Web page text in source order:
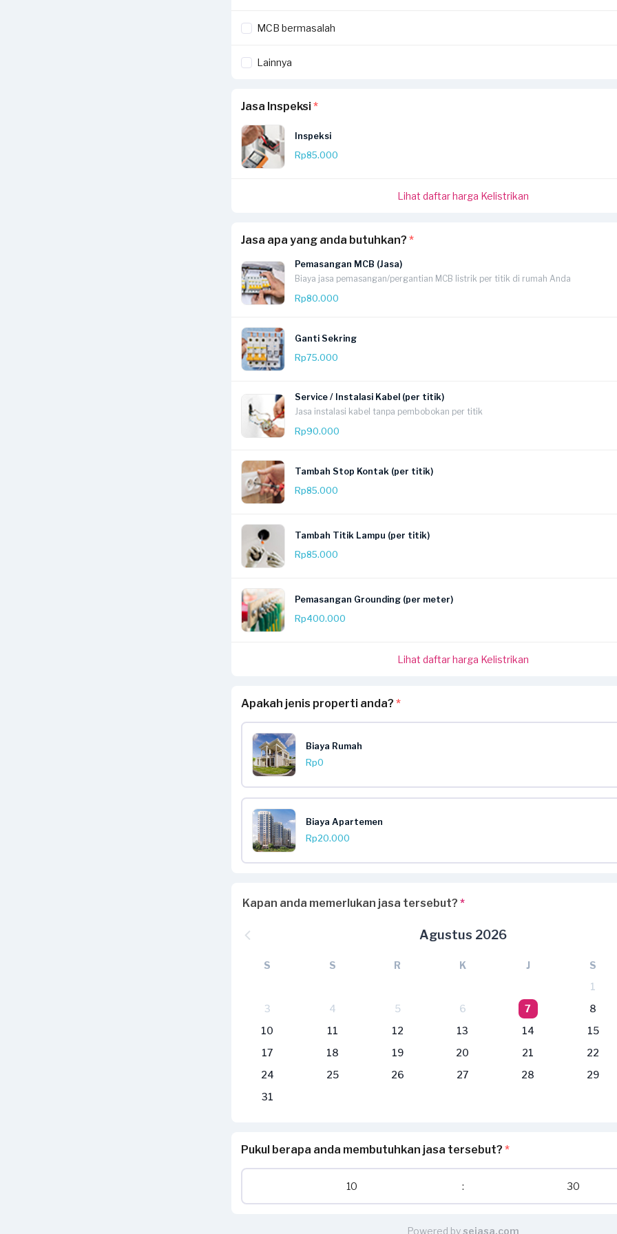
MCB bermasalah
Lainnya
Jasa Inspeksi*
Inspeksi
Rp85.000
Lihat daftar harga Kelistrikan
Jasa apa yang anda butuhkan? *
Pemasangan MCB (Jasa)
Biaya jasa pemasangan/pergantian MCB listrik per titik di rumah Anda
Rp80.000
Ganti Sekring
Rp75.000
Service / Instalasi Kabel (per titik)
Jasa instalasi kabel tanpa pembobokan per titik
Rp90.000
Tambah Stop Kontak (per titik)
Rp85.000
Tambah Titik Lampu (per titik)
Rp85.000
Pemasangan Grounding (per meter)
Rp400.000
Lihat daftar harga Kelistrikan
Apakah jenis properti anda? *
Biaya Rumah
Rp0
Biaya Apartemen
Rp20.000
Kapan anda memerlukan jasa tersebut? *
Agustus 2026
S S R K J S
1
3
4 5 6 7 8
10
11 12 13 14 15
17
18 19 20 21 22
24
25 26 27 28 29
31
Pukul berapa anda membutuhkan jasa tersebut? *
10 : 30
Powered bysejasa.com